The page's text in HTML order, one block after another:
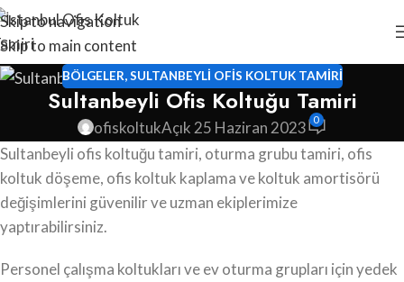
Skip to navigation
Skip to main content
BÖLGELER,SULTANBEYLI OFIS KOLTUK TAMIRI
Sultanbeyli Ofis Koltuğu Tamiri
ofiskoltukAçık 25 Haziran 2023 0
Sultanbeyli ofis koltuğu tamiri, oturma grubu tamiri, ofis
koltuk döşeme, ofis koltuk kaplama ve koltuk amortisörü
değişimlerini güvenilir ve uzman ekiplerimize
yaptırabilirsiniz.
Personel çalışma koltukları ve ev oturma grupları için yedek